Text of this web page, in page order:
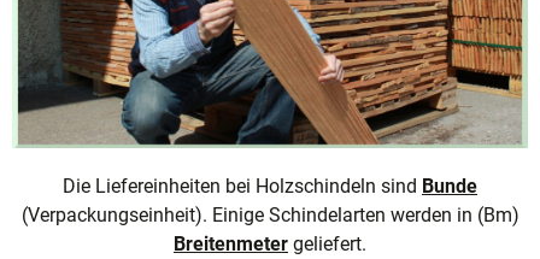
Die Liefereinheiten bei Holzschindeln sind Bunde
(Verpackungseinheit). Einige Schindelarten werden in (Bm)
Breitenmeter geliefert.